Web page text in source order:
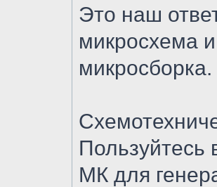
Это наш
микросхема
микросборка.
МК для